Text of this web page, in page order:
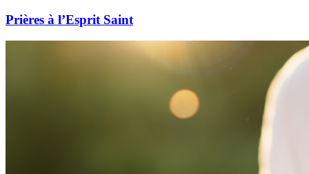
Prières à l’Esprit Saint